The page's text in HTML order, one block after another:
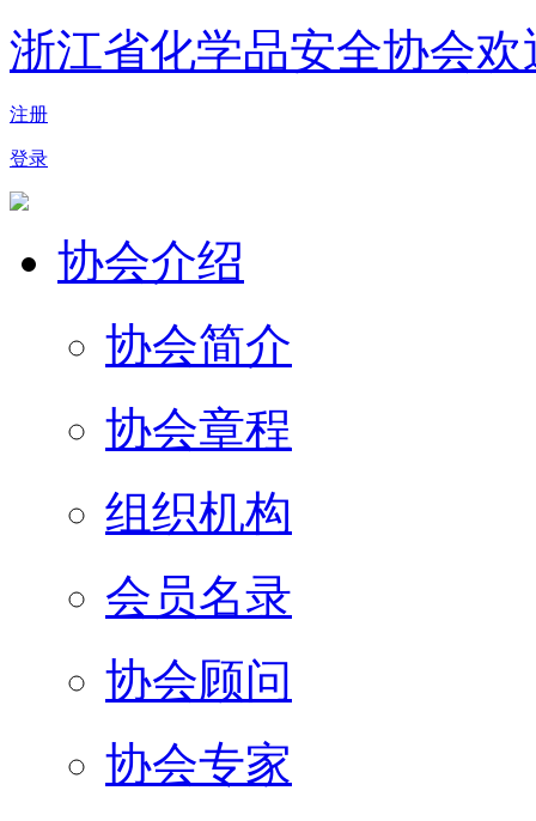
浙江省化学品安全协会欢
注册
登录
协会介绍
协会简介
协会章程
组织机构
会员名录
协会顾问
协会专家